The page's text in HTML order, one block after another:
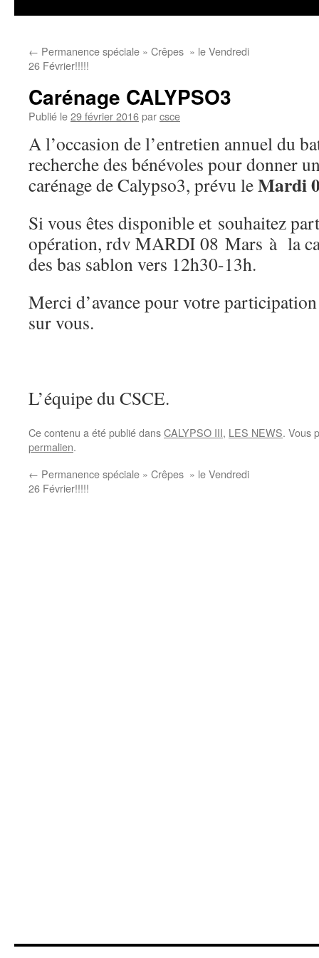
← Permanence spéciale » Crêpes » le Vendredi
26 Février!!!!!
Carénage CALYPSO3
Publié le29 février 2016parcsce
A l’occasion de l’entretien annuel du
recherche des bénévoles pour donner
carénage de Calypso3, prévu leMardi
Si vous êtes disponible et souhaitez
opération, rdv MARDI 08 Mars à la
des bas sablon vers 12h30-13h.
Merci d’avance pour votre
sur vous.
L’équipe du CSCE.
Ce contenu a été publié dansCALYPSO III, LES NEWS. Vous
permalien.
← Permanence spéciale » Crêpes » le Vendredi
26 Février!!!!!